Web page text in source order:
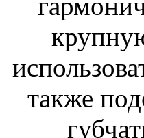
также